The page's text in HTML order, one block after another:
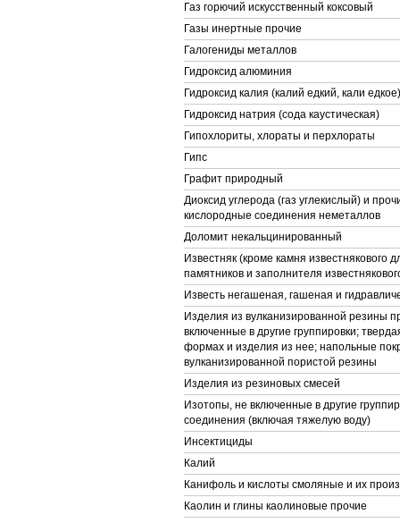
Газ горючий искусственный коксовый
Газы инертные прочие
Галогениды металлов
Гидроксид алюминия
Гидроксид калия (калий едкий, кали едкое)
Гидроксид натрия (сода каустическая)
Гипохлориты, хлораты и перхлораты
Гипс
Графит природный
Диоксид углерода (газ углекислый) и
кислородные соединения неметаллов
Доломит некальцинированный
Известняк (кроме камня известнякового
памятников и заполнителя
Известь негашеная, гашеная и
Изделия из вулканизированной резины
включенные в другие группировки;
формах и изделия из нее; напольные
вулканизированной пористой резины
Изделия из резиновых смесей
Изотопы, не включенные в другие
соединения (включая тяжелую воду)
Инсектициды
Калий
Канифоль и кислоты смоляные и их
Каолин и глины каолиновые прочие